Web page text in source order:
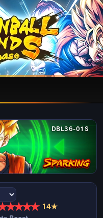
DBL36-01S
★★★★ 14★